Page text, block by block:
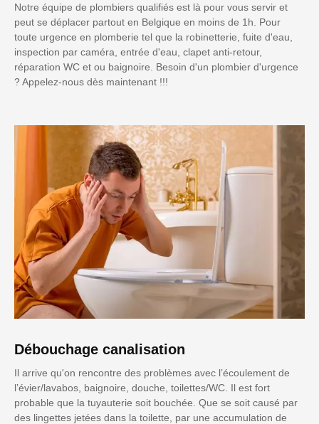
Notre équipe de plombiers qualifiés est là pour vous servir et
peut se déplacer partout en Belgique en moins de 1h. Pour
toute urgence en plomberie tel que la robinetterie, fuite d'eau,
inspection par caméra, entrée d'eau, clapet anti-retour,
réparation WC et ou baignoire. Besoin d'un plombier d'urgence
? Appelez-nous dès maintenant !!!
Débouchage canalisation
Il arrive qu'on rencontre des problèmes avec l’écoulement de
l’évier/lavabos, baignoire, douche, toilettes/WC. Il est fort
probable que la tuyauterie soit bouchée. Que se soit causé par
des lingettes jetées dans la toilette, par une accumulation de